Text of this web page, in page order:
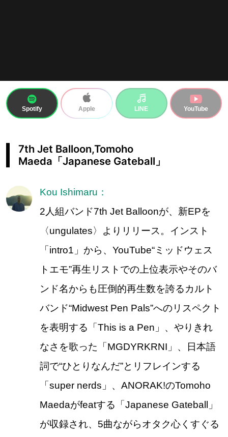
Spotify Apple LINE YouTube
7th Jet Balloon,Tomoho
Maeda「Japanese Gateball」
Kou Ishimaru：
2人組バンド7th Jet Balloonが、新EPを
〈ungulates〉よりリリース。インスト
「intro1」から、YouTube“ミッドウェス
トエモ”再生リストでの上位表示やそのバ
ンド名からも圧倒的再生数を誇るカルト
バンド“Midwest Pen Pals”へのリスペクト
を表明する「This is a Pen」、やりきれ
なさを歌った「MGDYRKRNI」、日本語
詞で“ひとりなんだ”とリフレインする
「super nerds」、ANORAK!のTomoho
Maedaがfeatする「Japanese Gateball」
が収録され、5曲ながらオタク心くすぐる